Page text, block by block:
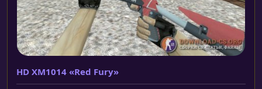
HD XM1014 «Red Fury»